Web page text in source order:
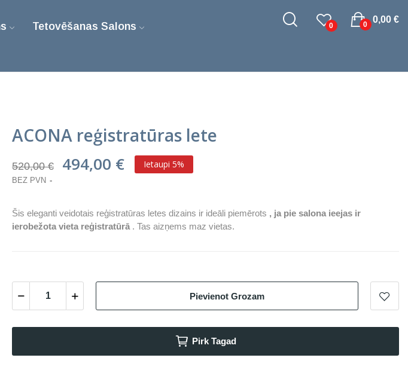
Tetovēšanas Salons
0
0,00 €
0
ACONA reģistratūras lete
520,00 € 494,00 € Ietaupi 5%
BEZ PVN
Šis eleganti veidotais reģistratūras letes dizains ir ideāli piemērots , ja pie salona ieejas ir
ierobežota vieta reģistratūrā . Tas aizņems maz vietas.
Pievienot Grozam
Pirk Tagad